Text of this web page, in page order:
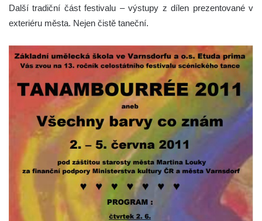
Další tradiční část festivalu – výstupy z dílen prezentované v
exteriéru města. Nejen čistě taneční.